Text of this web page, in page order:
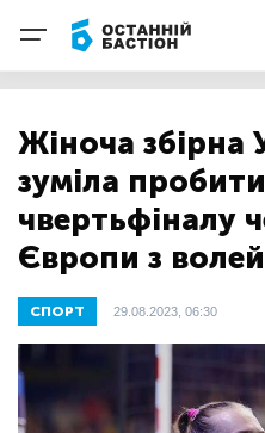
Жіноча збірна
зуміла
чвертьфіналу
Європи з
СПОРТ 29.08.2023, 06:30